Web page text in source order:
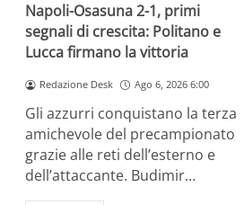
Napoli-Osasuna 2-1, primi
segnali di crescita: Politano e
Lucca firmano la vittoria
Redazione Desk Ago 6, 2026 6:00
Gli azzurri conquistano la terza
amichevole del precampionato
grazie alle reti dell’esterno e
dell’attaccante. Budimir…